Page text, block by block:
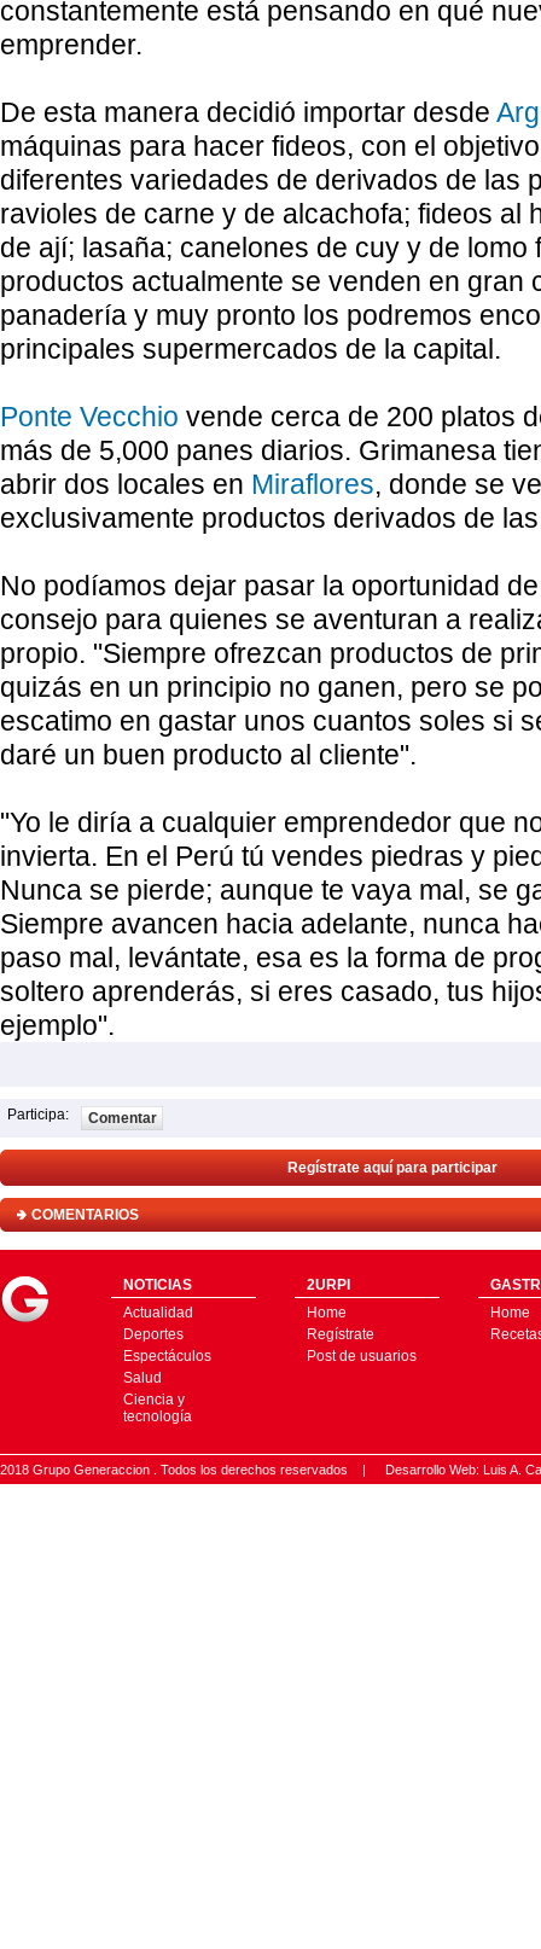
constantemente está pensando en qué
emprender.
De esta manera decidió importar desde
máquinas para hacer fideos, con el
diferentes variedades de derivados de las
ravioles de carne y de alcachofa; fideos al
de ají; lasaña; canelones de cuy y de lomo
productos actualmente se venden en gran
panadería y muy pronto los podremos
principales supermercados de la capital.
Ponte Vecchio vende cerca de 200 platos
más de 5,000 panes diarios. Grimanesa
abrir dos locales en Miraflores, donde se
exclusivamente productos derivados de
No podíamos dejar pasar la oportunidad
consejo para quienes se aventuran a
propio. "Siempre ofrezcan productos de
quizás en un principio no ganen, pero se
escatimo en gastar unos cuantos soles si
daré un buen producto al cliente".
"Yo le diría a cualquier emprendedor que
invierta. En el Perú tú vendes piedras y
Nunca se pierde; aunque te vaya mal, se
Siempre avancen hacia adelante, nunca
paso mal, levántate, esa es la forma de
soltero aprenderás, si eres casado, tus
ejemplo".
Participa: Comentar
Regístrate aquí para participar
COMENTARIOS
NOTICIAS
Actualidad
Deportes
Espectáculos
Salud
Ciencia y
tecnología
2URPI
Home
Regístrate
Post de usuarios
Home
2018 Grupo Generaccion . Todos los derechos reservados | Desarrollo Web: Luis